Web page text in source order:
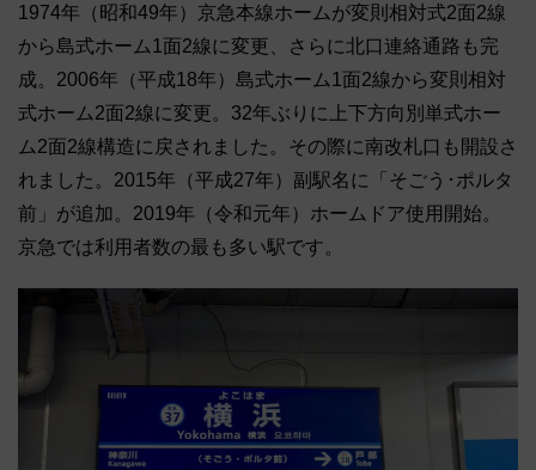
1974年（昭和49年）京急本線ホームが変則相対式2面2線
から島式ホーム1面2線に変更、さらに北口連絡通路も完
成。2006年（平成18年）島式ホーム1面2線から変則相対
式ホーム2面2線に変更。32年ぶりに上下方向別単式ホー
ム2面2線構造に戻されました。その際に南改札口も開設さ
れました。2015年（平成27年）副駅名に「そごう･ポルタ
前」が追加。2019年（令和元年）ホームドア使用開始。
京急では利用者数の最も多い駅です。